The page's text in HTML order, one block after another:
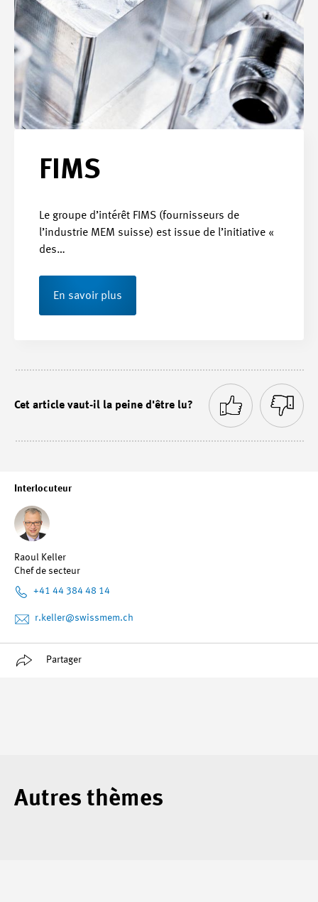
Interlocuteur
Raoul Keller
Chef de secteur
+41 44 384 48 14
r.keller@swissmem.ch
Partager
FIMS
Le groupe d’intérêt FIMS (fournisseurs de
l’industrie MEM suisse) est issue de l’initiative «
des…
En savoir plus
Cet article vaut-il la peine d'être lu?
Autres thèmes